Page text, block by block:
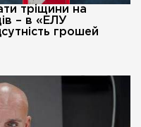
тріщини на
– в «ЕЛУ
грошей